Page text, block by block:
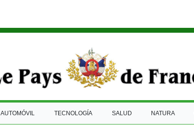
AUTOMÓVIL TECNOLOGÍA SALUD NATURA